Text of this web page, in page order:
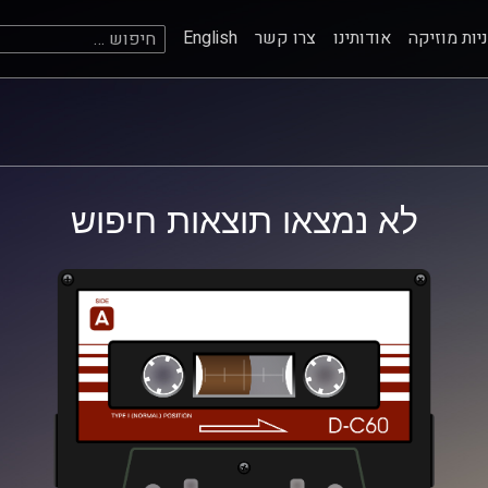
מוזיקה אודותינו צרו קשר English חיפוש:
לא נמצאו תוצאות חיפוש